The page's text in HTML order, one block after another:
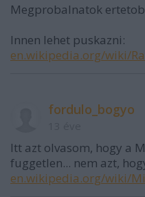
Megprobalnatok
Innen lehet puskazni:
en.wikipedia.org/wiki/
fordulo_bogyo
Itt azt olvasom, hogy a
fuggetlen... nem azt,
en.wikipedia.org/wiki/